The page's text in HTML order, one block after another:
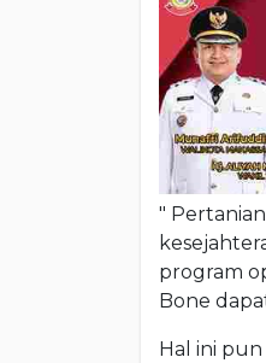
"
program
Bone
Hal ini